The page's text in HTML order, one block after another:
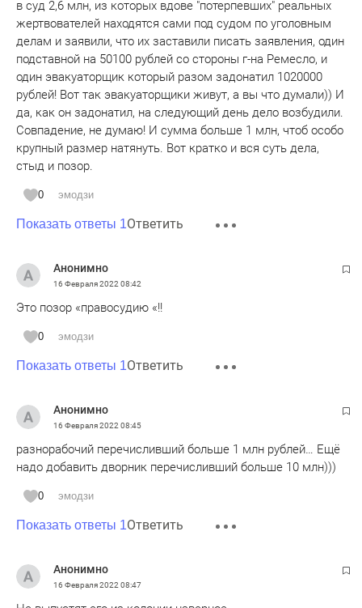
в суд 2,6 млн, из которых вдове "потерпевших" реальных
жертвователей находятся сами под судом по уголовным
делам и заявили, что их заставили писать заявления, один
подставной на 50100 рублей со стороны г-на Ремесло, и
один эвакуаторщик который разом задонатил 1020000
рублей! Вот так эвакуаторщики живут, а вы что думали)) И
да, как он задонатил, на следующий день дело возбудили.
Совпадение, не думаю! И сумма больше 1 млн, чтоб особо
крупный размер натянуть. Вот кратко и вся суть дела,
стыд и позор.
0 эмодзи
Показать ответы 1Ответить
Анонимно
16 Февраля 2022 08:42
Это позор «правосудию «!!
0 эмодзи
Показать ответы 1Ответить
Анонимно
16 Февраля 2022 08:45
разнорабочий перечисливший больше 1 млн рублей… Ещё
надо добавить дворник перечисливший больше 10 млн)))
0 эмодзи
Показать ответы 1Ответить
Анонимно
16 Февраля 2022 08:47